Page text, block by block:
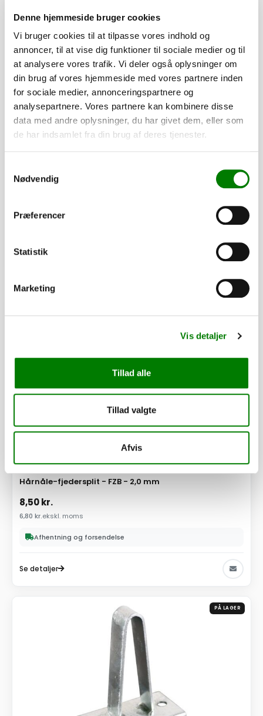
Denne hjemmeside bruger cookies
Vi bruger cookies til at tilpasse vores indhold og
annoncer, til at vise dig funktioner til sociale medier og til
at analysere vores trafik. Vi deler også oplysninger om
din brug af vores hjemmeside med vores partnere inden
for sociale medier, annonceringspartnere og
analysepartnere. Vores partnere kan kombinere disse
data med andre oplysninger, du har givet dem, eller som
de har indsamlet fra din brug af deres tjenester.
Nødvendig
Præferencer
Statistik
Marketing
Vis detaljer
Tillad alle
Tillad valgte
Afvis
Centerbeslag f/ubremsede
PÅ LAGER
SKU: 60916
Hårnåle-fjedersplit - FZB - 2,0 mm
8,50kr.
6,80 kr.ekskl. moms
Afhentning og forsendelse
Se detaljer
PÅ LAGER